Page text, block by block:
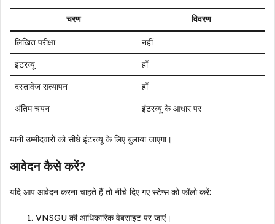
चरण विवरण
लिखित परीक्षा
नहीं
इंटरव्यू
हाँ
दस्तावेज सत्यापन
हाँ
अंतिम चयन
इंटरव्यू के आधार पर
यानी उम्मीदवारों को सीधे इंटरव्यू के लिए बुलाया जाएगा।
आवेदन कैसे करें?
यदि आप आवेदन करना चाहते हैं तो नीचे दिए गए स्टेप्स को फॉलो करें:
VNSGU की आधिकारिक वेबसाइट पर जाएं।